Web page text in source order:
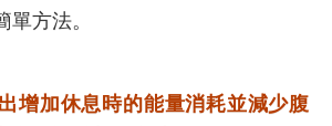
方法。
增加休息時的能量消耗並減少腹